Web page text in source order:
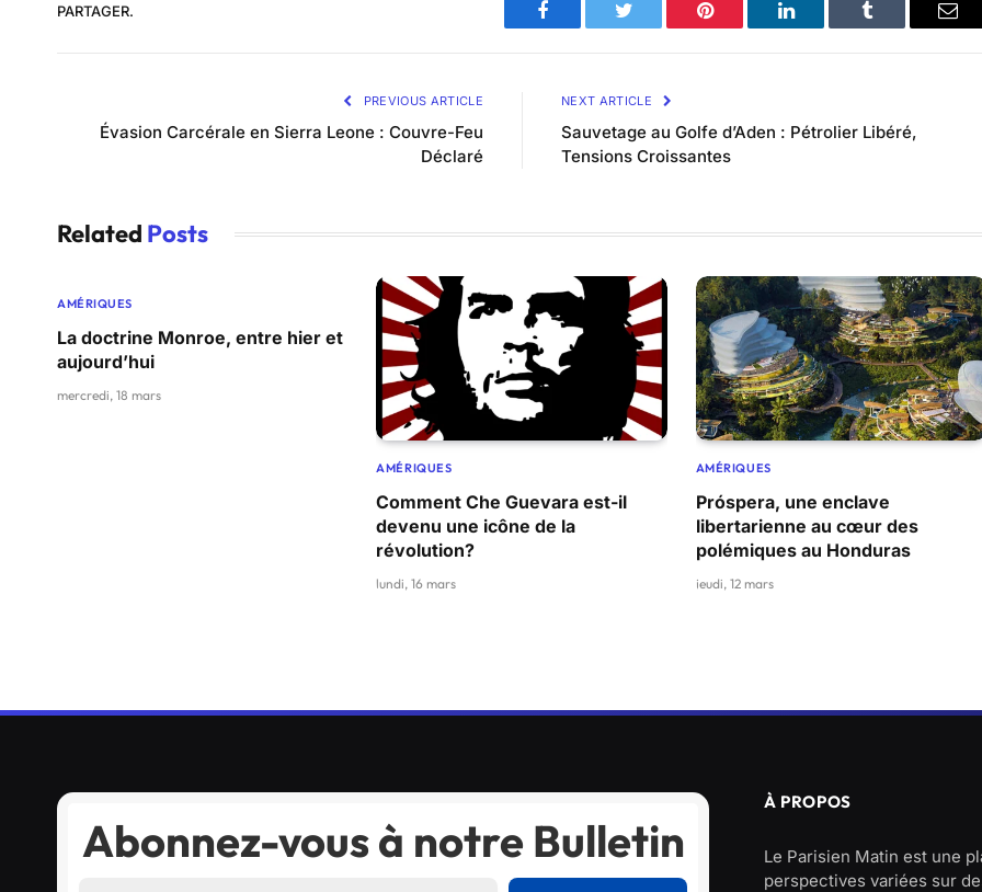
PARTAGER.
Facebook Twitter Pinterest LinkedIn Tumblr
PREVIOUS ARTICLE
Évasion Carcérale en Sierra Leone : Couvre-Feu
Déclaré
NEXT ARTICLE
Sauvetage au Golfe d’Aden : Pétrolier Libéré,
Tensions Croissantes
Related Posts
AMÉRIQUES
La doctrine Monroe, entre hier et
aujourd’hui
mercredi, 18 mars
AMÉRIQUES
Comment Che Guevara est-il
devenu une icône de la
révolution?
lundi, 16 mars
AMÉRIQUES
Próspera, une enclave
libertarienne au cœur des
polémiques au Honduras
jeudi, 12 mars
Abonnez-vous à notre Bulletin
À PROPOS
Le Parisien Matin est une
perspectives variées sur